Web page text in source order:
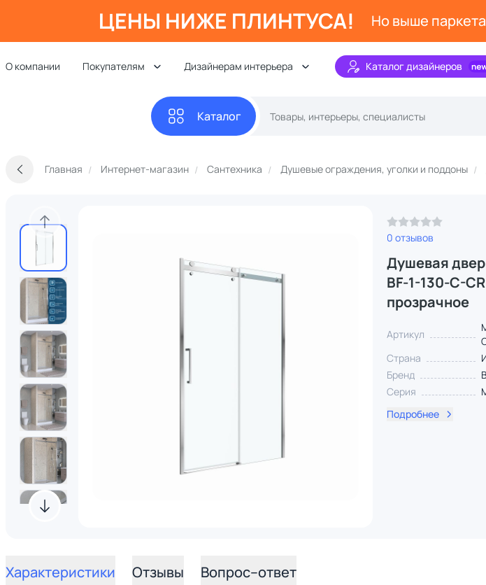
ЦЕНЫ НИЖЕ ПЛИНТУСА! Но выше паркета
О компании Покупателям Дизайнерам интерьера Каталог дизайнеров
Каталог
Главная Интернет-магазин Сантехника Душевые ограждения, уголки и поддоны
0 отзывов
Душевая
BF-1-130-C-
прозрачное
Артикул
Страна
Бренд
Серия
Подробнее
Характеристики Отзывы Вопрос–ответ